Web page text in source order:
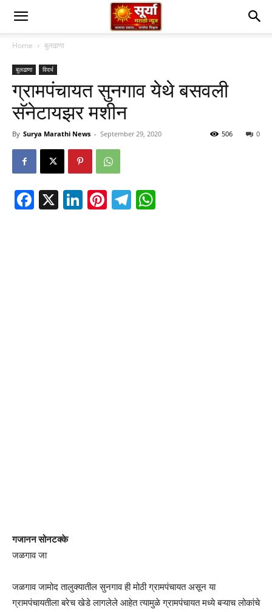
Home बुलढाणा
बुलढाणा विदर्भ
ग्रामपंचायत सुनगाव येथे बसवली
सॅनेटायझर मशीन
By Surya Marathi News - September 29, 2020 0
506
Facebook
X LinkedIn
Pinterest
Telegram
गजानन सोनटक्के‌
जळगाव जा
जळगाव जामोद तालुक्यातील सुनगाव ही मोठी ग्रामपंचायत असून या
ग्रामपंचायतीला बरेच खेडे लागलेले आहेत त्यामुळे ग्रामपंचायत मध्ये बऱ्याच लोकांचे